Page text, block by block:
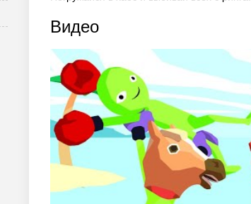
Видео